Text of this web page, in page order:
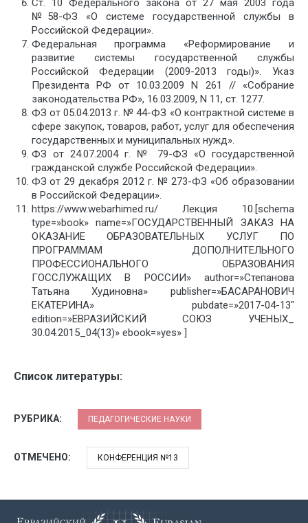
Ст. 10 Федерального закона от 27 мая 2003 года
№58-ФЗ «О системе государственной службы в
Российской Федерации».
Федеральная программа «Реформирование и
развитие системы государственной службы
Российской Федерации (2009-2013 годы)». Указ
Президента РФ от 10.03.2009 N 261 // «Собрание
законодательства РФ», 16.03.2009, N 11, ст. 1277.
ФЗ от 05.04.2013 г. № 44-ФЗ «О контрактной системе в
сфере закупок, товаров, работ, услуг для обеспечения
государственных и муниципальных нужд».
ФЗ от 24.07.2004 г. № 79-ФЗ «О государственной
гражданской службе Российской Федерации».
ФЗ от 29 декабря 2012 г. № 273-ФЗ «Об образовании
в Российской Федерации».
https://www.webarhimed.ru/ Лекция 10.[schema
type=»book» name=»ГОСУДАРСТВЕННЫЙ ЗАКАЗ НА
ОКАЗАНИЕ ОБРАЗОВАТЕЛЬНЫХ УСЛУГ ПО
ПРОГРАММАМ ДОПОЛНИТЕЛЬНОГО
ПРОФЕССИОНАЛЬНОГО ОБРАЗОВАНИЯ
ГОССЛУЖАЩИХ В РОССИИ» author=»Степанова
Татьяна Худиновна» publisher=»БАСАРАНОВИЧ
ЕКАТЕРИНА» pubdate=»2017-04-13″
edition=»ЕВРАЗИЙСКИЙ СОЮЗ УЧЕНЫХ_
30.04.2015_04(13)» ebook=»yes» ]
Список литературы:
РУБРИКА: ПЕДАГОГИЧЕСКИЕ НАУКИ
ОТМЕЧЕНО: КОНФЕРЕНЦИЯ №13